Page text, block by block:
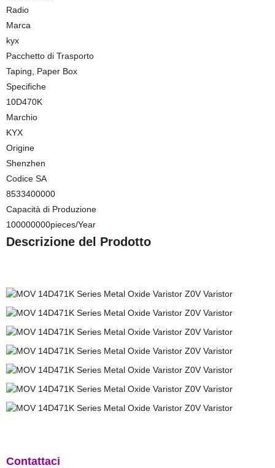
Radio
Marca
kyx
Pacchetto di Trasporto
Taping, Paper Box
Specifiche
10D470K
Marchio
KYX
Origine
Shenzhen
Codice SA
8533400000
Capacità di Produzione
100000000pieces/Year
Descrizione del Prodotto
Contattaci